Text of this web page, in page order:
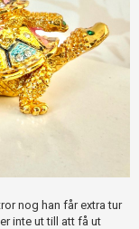
nog han får extra tur
inte ut till att få ut